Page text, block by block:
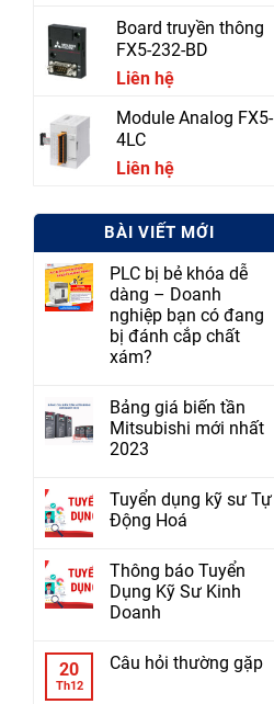
Board truyền thông
FX5-232-BD
Liên hệ
Module Analog FX5-
4LC
Liên hệ
BÀI VIẾT MỚI
PLC bị bẻ khóa dễ
dàng – Doanh
nghiệp bạn có đang
bị đánh cắp chất
xám?
Bảng giá biến tần
Mitsubishi mới nhất
2023
Tuyển dụng kỹ sư Tự
Động Hoá
Thông báo Tuyển
Dụng Kỹ Sư Kinh
Doanh
20
Th12
Câu hỏi thường gặp